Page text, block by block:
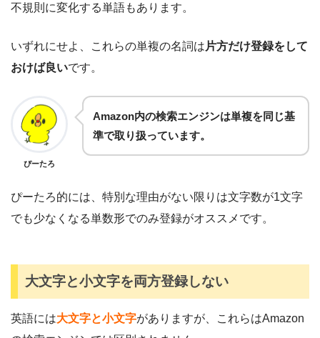
不規則に変化する単語もあります。
いずれにせよ、これらの単複の名詞は 片方だけ登録をして
おけば良いです。
ぴーたろ
Amazon内の検索エンジンは単複を同じ基
準で取り扱っています。
ぴーたろ的には、特別な理由がない限りは文字数が1文字
でも少なくなる単数形でのみ登録がオススメです。
大文字と小文字を両方登録しない
英語には大文字と小文字がありますが、これらはAmazon